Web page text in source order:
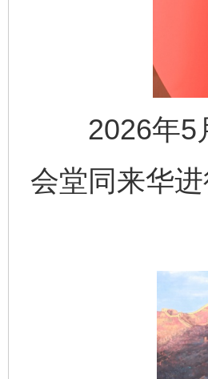
2026年5月
会堂同来华